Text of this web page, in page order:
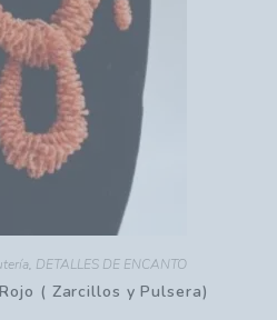
, DETALLES DE ENCANTO
( Zarcillos y Pulsera)